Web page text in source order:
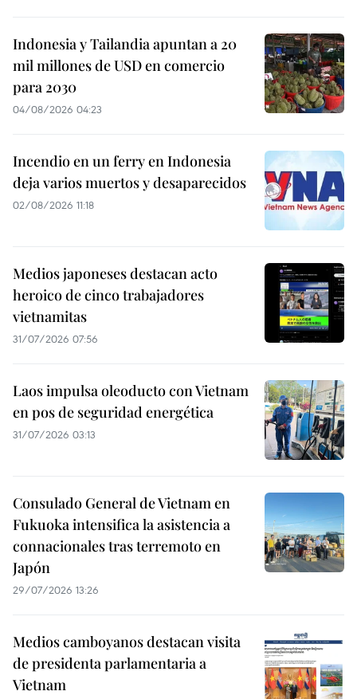
Indonesia y Tailandia apuntan a 20
mil millones de USD en comercio
para 2030
04/08/2026 04:23
Incendio en un ferry en Indonesia
deja varios muertos y desaparecidos
02/08/2026 11:18
Medios japoneses destacan acto
heroico de cinco trabajadores
vietnamitas
31/07/2026 07:56
Laos impulsa oleoducto con Vietnam
en pos de seguridad energética
31/07/2026 03:13
Consulado General de Vietnam en
Fukuoka intensifica la asistencia a
connacionales tras terremoto en
Japón
29/07/2026 13:26
Medios camboyanos destacan visita
de presidenta parlamentaria a
Vietnam